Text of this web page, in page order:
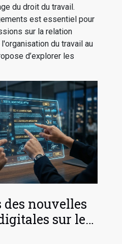
du droit du travail.
est essentiel pour
sur la relation
du travail au
d’explorer les
des nouvelles
sur les
en ligne